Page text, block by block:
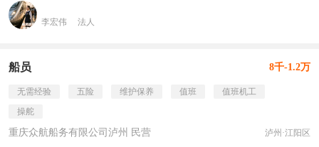
李宏伟 法人
船员 8千-1.2万
无需经验 五险 维护保养 值班
值班机工
操舵
重庆众航船务有限公司泸州 民营 泸州·江阳区